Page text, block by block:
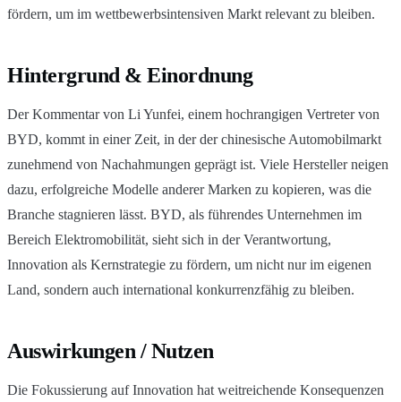
fördern, um im wettbewerbsintensiven Markt relevant zu bleiben.
Hintergrund & Einordnung
Der Kommentar von Li Yunfei, einem hochrangigen Vertreter von
BYD, kommt in einer Zeit, in der der chinesische Automobilmarkt
zunehmend von Nachahmungen geprägt ist. Viele Hersteller neigen
dazu, erfolgreiche Modelle anderer Marken zu kopieren, was die
Branche stagnieren lässt. BYD, als führendes Unternehmen im
Bereich Elektromobilität, sieht sich in der Verantwortung,
Innovation als Kernstrategie zu fördern, um nicht nur im eigenen
Land, sondern auch international konkurrenzfähig zu bleiben.
Auswirkungen / Nutzen
Die Fokussierung auf Innovation hat weitreichende Konsequenzen